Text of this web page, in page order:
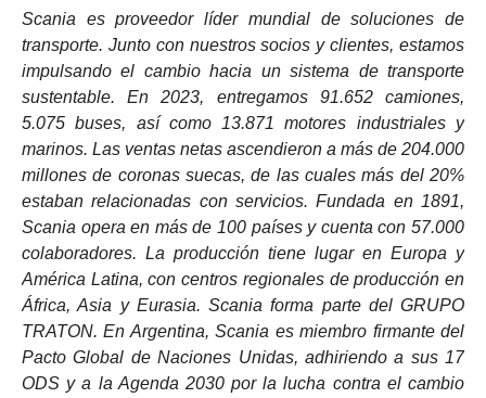
Scania es proveedor líder mundial de soluciones de
transporte. Junto con nuestros socios y clientes, estamos
impulsando el cambio hacia un sistema de transporte
sustentable. En 2023, entregamos 91.652 camiones,
5.075 buses, así como 13.871 motores industriales y
marinos. Las ventas netas ascendieron a más de 204.000
millones de coronas suecas, de las cuales más del 20%
estaban relacionadas con servicios. Fundada en 1891,
Scania opera en más de 100 países y cuenta con 57.000
colaboradores. La producción tiene lugar en Europa y
América Latina, con centros regionales de producción en
África, Asia y Eurasia. Scania forma parte del GRUPO
TRATON. En Argentina, Scania es miembro firmante del
Pacto Global de Naciones Unidas, adhiriendo a sus 17
ODS y a la Agenda 2030 por la lucha contra el cambio